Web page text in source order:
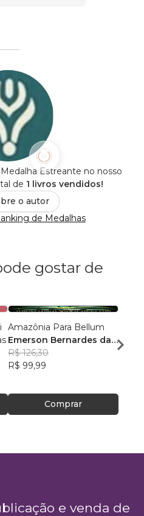
Estreante no nosso
de 1 livros vendidos!
o autor
de Medalhas
gostar de
Amazônia Para Bellum
Emerson Bernardes da
Silva
R$ 126,30
R$ 99,99
Comprar
Aron
R$
e venda de